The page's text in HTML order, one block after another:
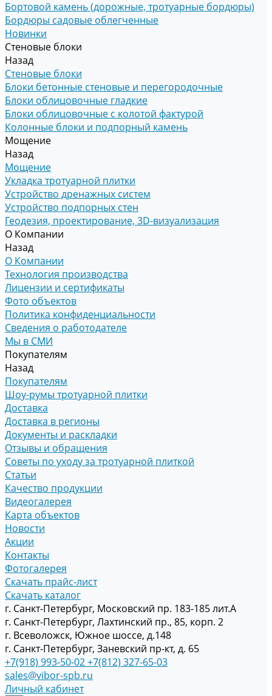
Бортовой камень (дорожные, тротуарные бордюры)
Бордюры садовые облегченные
Новинки
Стеновые блоки
Назад
Стеновые блоки
Блоки бетонные стеновые и перегородочные
Блоки облицовочные гладкие
Блоки облицовочные с колотой фактурой
Колонные блоки и подпорный камень
Мощение
Назад
Мощение
Укладка тротуарной плитки
Устройство дренажных систем
Устройство подпорных стен
Геодезия, проектирование, 3D-визуализация
О Компании
Назад
О Компании
Технология производства
Лицензии и сертификаты
Фото объектов
Политика конфиденциальности
Сведения о работодателе
Мы в СМИ
Покупателям
Назад
Покупателям
Шоу-румы тротуарной плитки
Доставка
Доставка в регионы
Документы и раскладки
Отзывы и обращения
Советы по уходу за тротуарной плиткой
Статьи
Качество продукции
Видеогалерея
Карта объектов
Новости
Акции
Контакты
Фотогалерея
Скачать прайс-лист
Скачать каталог
г. Санкт-Петербург, Московский пр. 183-185 лит.А
г. Санкт-Петербург, Лахтинский пр., 85, корп. 2
г. Всеволожск, Южное шоссе, д.148
г. Санкт-Петербург, Заневский пр-кт, д. 65
+7(918) 993-50-02+7(812) 327-65-03
sales@vibor-spb.ru
Личный кабинет